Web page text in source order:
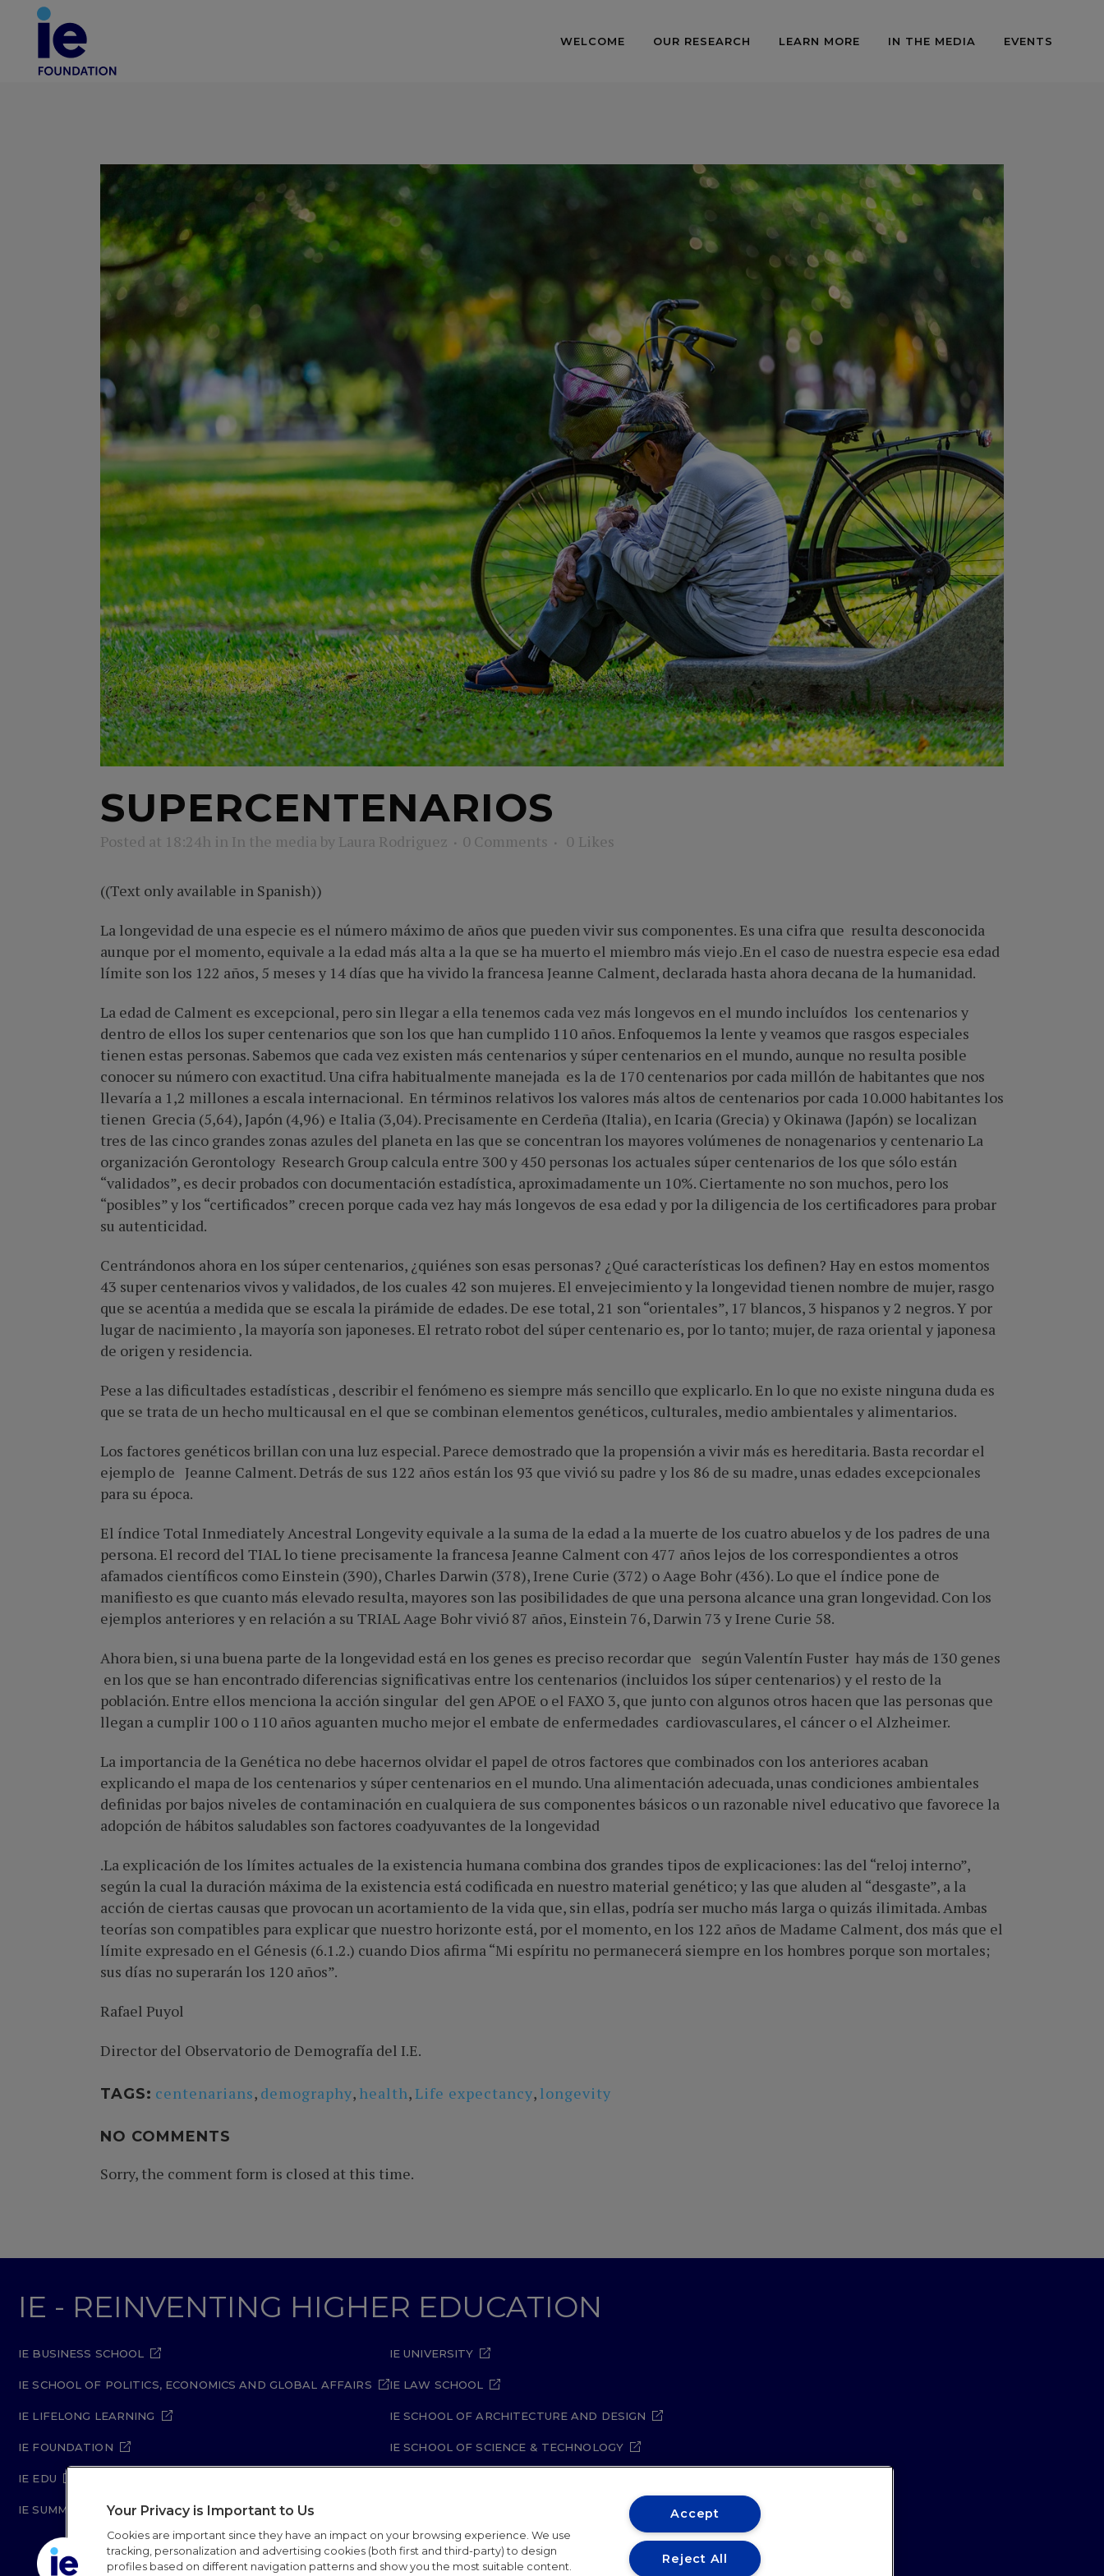
WELCOME OUR RESEARCH LEARN MORE IN THE MEDIA EVENTS
SUPERCENTENARIOS
Posted at 18:24h in In the media by Laura Rodriguez 0 Comments 0 Likes
((Text only available in Spanish))
La longevidad de una especie es el número máximo de años que pueden vivir sus componentes. Es una cifra que resulta desconocida
aunque por el momento, equivale a la edad más alta a la que se ha muerto el miembro más viejo .En el caso de nuestra especie esa edad
límite son los 122 años, 5 meses y 14 días que ha vivido la francesa Jeanne Calment, declarada hasta ahora decana de la humanidad.
La edad de Calment es excepcional, pero sin llegar a ella tenemos cada vez más longevos en el mundo incluídos los centenarios y
dentro de ellos los super centenarios que son los que han cumplido 110 años. Enfoquemos la lente y veamos que rasgos especiales
tienen estas personas. Sabemos que cada vez existen más centenarios y súper centenarios en el mundo, aunque no resulta posible
conocer su número con exactitud. Una cifra habitualmente manejada es la de 170 centenarios por cada millón de habitantes que nos
llevaría a 1,2 millones a escala internacional. En términos relativos los valores más altos de centenarios por cada 10.000 habitantes los
tienen Grecia (5,64), Japón (4,96) e Italia (3,04). Precisamente en Cerdeña (Italia), en Icaria (Grecia) y Okinawa (Japón) se localizan
tres de las cinco grandes zonas azules del planeta en las que se concentran los mayores volúmenes de nonagenarios y centenario La
organización Gerontology Research Group calcula entre 300 y 450 personas los actuales súper centenarios de los que sólo están
“validados”, es decir probados con documentación estadística, aproximadamente un 10%. Ciertamente no son muchos, pero los
“posibles” y los “certificados” crecen porque cada vez hay más longevos de esa edad y por la diligencia de los certificadores para probar
su autenticidad.
Centrándonos ahora en los súper centenarios, ¿quiénes son esas personas? ¿Qué características los definen? Hay en estos momentos
43 super centenarios vivos y validados, de los cuales 42 son mujeres. El envejecimiento y la longevidad tienen nombre de mujer, rasgo
que se acentúa a medida que se escala la pirámide de edades. De ese total, 21 son “orientales”, 17 blancos, 3 hispanos y 2 negros. Y por
lugar de nacimiento , la mayoría son japoneses. El retrato robot del súper centenario es, por lo tanto; mujer, de raza oriental y japonesa
de origen y residencia.
Pese a las dificultades estadísticas , describir el fenómeno es siempre más sencillo que explicarlo. En lo que no existe ninguna duda es
que se trata de un hecho multicausal en el que se combinan elementos genéticos, culturales, medio ambientales y alimentarios.
Los factores genéticos brillan con una luz especial. Parece demostrado que la propensión a vivir más es hereditaria. Basta recordar el
ejemplo de Jeanne Calment. Detrás de sus 122 años están los 93 que vivió su padre y los 86 de su madre, unas edades excepcionales
para su época.
El índice Total Inmediately Ancestral Longevity equivale a la suma de la edad a la muerte de los cuatro abuelos y de los padres de una
persona. El record del TIAL lo tiene precisamente la francesa Jeanne Calment con 477 años lejos de los correspondientes a otros
afamados científicos como Einstein (390), Charles Darwin (378), Irene Curie (372) o Aage Bohr (436). Lo que el índice pone de
manifiesto es que cuanto más elevado resulta, mayores son las posibilidades de que una persona alcance una gran longevidad. Con los
ejemplos anteriores y en relación a su TRIAL Aage Bohr vivió 87 años, Einstein 76, Darwin 73 y Irene Curie 58.
Ahora bien, si una buena parte de la longevidad está en los genes es preciso recordar que según Valentín Fuster hay más de 130 genes
en los que se han encontrado diferencias significativas entre los centenarios (incluidos los súper centenarios) y el resto de la
población. Entre ellos menciona la acción singular del gen APOE o el FAXO 3, que junto con algunos otros hacen que las personas que
llegan a cumplir 100 o 110 años aguanten mucho mejor el embate de enfermedades cardiovasculares, el cáncer o el Alzheimer.
La importancia de la Genética no debe hacernos olvidar el papel de otros factores que combinados con los anteriores acaban
explicando el mapa de los centenarios y súper centenarios en el mundo. Una alimentación adecuada, unas condiciones ambientales
definidas por bajos niveles de contaminación en cualquiera de sus componentes básicos o un razonable nivel educativo que favorece la
adopción de hábitos saludables son factores coadyuvantes de la longevidad
.La explicación de los límites actuales de la existencia humana combina dos grandes tipos de explicaciones: las del “reloj interno”,
según la cual la duración máxima de la existencia está codificada en nuestro material genético; y las que aluden al “desgaste”, a la
acción de ciertas causas que provocan un acortamiento de la vida que, sin ellas, podría ser mucho más larga o quizás ilimitada. Ambas
teorías son compatibles para explicar que nuestro horizonte está, por el momento, en los 122 años de Madame Calment, dos más que el
límite expresado en el Génesis (6.1.2.) cuando Dios afirma “Mi espíritu no permanecerá siempre en los hombres porque son mortales;
sus días no superarán los 120 años”.
Rafael Puyol
Director del Observatorio de Demografía del I.E.
TAGS: centenarians, demography, health,Life expectancy, longevity
NO COMMENTS
Sorry, the comment form is closed at this time.
IE - REINVENTING HIGHER EDUCATION
IE BUSINESS SCHOOL
IE SCHOOL OF POLITICS, ECONOMICS AND GLOBAL AFFAIRS
IE LIFELONG LEARNING
IE FOUNDATION
IE EDU
IE SUMMER SCHOOL
IE UNIVERSITY
IE LAW SCHOOL
IE SCHOOL OF ARCHITECTURE AND DESIGN
IE SCHOOL OF SCIENCE & TECHNOLOGY
Your Privacy is Important to Us
Cookies are important since they have an impact on your browsing experience. We use
tracking, personalization and advertising cookies (both first and third-party) to design
profiles based on different navigation patterns and show you the most suitable content.
Accept
Reject All